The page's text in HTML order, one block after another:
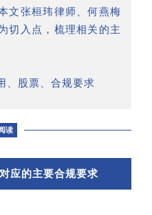
文张桓玮律师、何燕梅
切入点，梳理相关的主
、股票、合规要求
读
应的主要合规要求